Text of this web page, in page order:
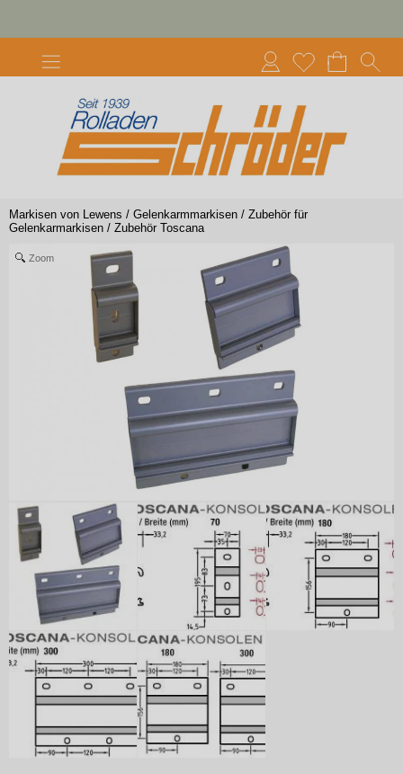
Markisen von Lewens / Gelenkarmmarkisen / Zubehör für
Gelenkarmarkisen / Zubehör Toscana
Zoom